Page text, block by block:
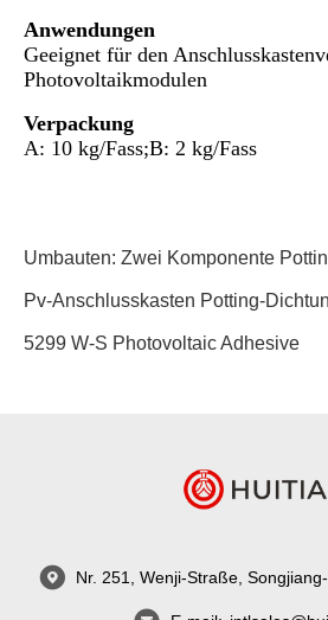
Anwendungen
Geeignet für den
Photovoltaikmodulen
Verpackung
A: 10 kg/Fass;B: 2 kg/Fass
Umbauten: Zwei Komponente
Pv-Anschlusskasten Potting-
5299 W-S Photovoltaic Adhesive
Nr. 251, Wenji-Straße,